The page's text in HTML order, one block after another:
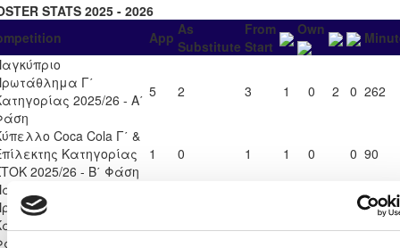
STATS 2025 - 2026
App As
Substitute
From
Start
Own
Γ΄
2025/26 - Α΄ 5 2 3 1 0 2 0 262
Coca Cola Γ΄ &
Κατηγορίας
2025/26 - Β΄ Φάση
1 0 1 1 0 0 90
Γ΄
2025/26 - Β΄
Β΄ Όμιλος
896